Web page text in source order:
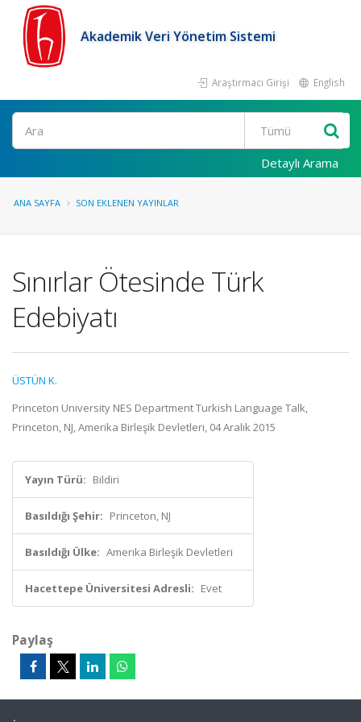
Akademik Veri Yönetim Sistemi
Araştırmacı Girişi English
Ara
Detaylı Arama
ANA SAYFA SON EKLENEN YAYINLAR
Sınırlar Ötesinde Türk
Edebiyatı
ÜSTÜN K.
Princeton University NES Department Turkish Language Talk,
Princeton, NJ, Amerika Birleşik Devletleri, 04 Aralık 2015
Yayın Türü: Bildiri
Basıldığı Şehir: Princeton, NJ
Basıldığı Ülke: Amerika Birleşik Devletleri
Hacettepe Üniversitesi Adresli: Evet
Paylaş